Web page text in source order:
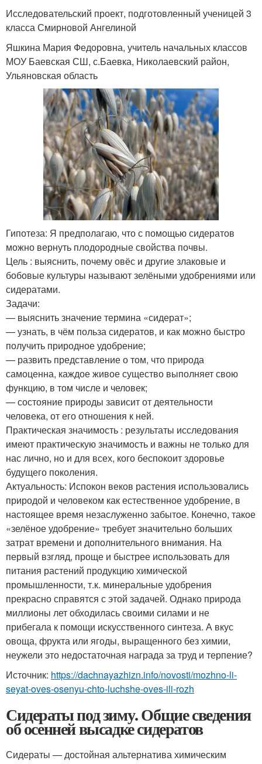
Исследовательский проект, подготовленный ученицей 3
класса Смирновой Ангелиной
Яшкина Мария Федоровна, учитель начальных классов
МОУ Баевская СШ, с.Баевка, Николаевский район,
Ульяновская область
Гипотеза: Я предполагаю, что с помощью сидератов
можно вернуть плодородные свойства почвы.
Цель : выяснить, почему овёс и другие злаковые и
бобовые культуры называют зелёными удобрениями или
сидератами.
Задачи:
— выяснить значение термина «сидерат»;
— узнать, в чём польза сидератов, и как можно быстро
получить природное удобрение;
— развить представление о том, что природа
самоценна, каждое живое существо выполняет свою
функцию, в том числе и человек;
— состояние природы зависит от деятельности
человека, от его отношения к ней.
Практическая значимость : результаты исследования
имеют практическую значимость и важны не только для
нас лично, но и для всех, кого беспокоит здоровье
будущего поколения.
Актуальность: Испокон веков растения использовались
природой и человеком как естественное удобрение, в
настоящее время незаслуженно забытое. Конечно, такое
«зелёное удобрение» требует значительно больших
затрат времени и дополнительного внимания. На
первый взгляд, проще и быстрее использовать для
питания растений продукцию химической
промышленности, т.к. минеральные удобрения
прекрасно справятся с этой задачей. Однако природа
миллионы лет обходилась своими силами и не
прибегала к помощи искусственного синтеза. А вкус
овоща, фрукта или ягоды, выращенного без химии,
неужели это недостаточная награда за труд и терпение?
Источник: https://dachnayazhizn.info/novosti/mozhno-li-
seyat-oves-osenyu-chto-luchshe-oves-ili-rozh
Сидераты под зиму. Общие сведения
об осенней высадке сидератов
Сидераты — достойная альтернатива химическим